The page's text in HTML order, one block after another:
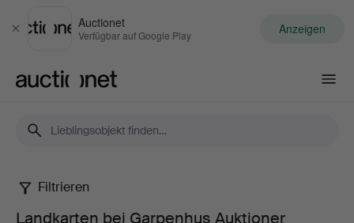
Schließen
Auctionet
Verfügbar auf Google Play Anzeigen
Landkarten
Filtrieren
Landkarten bei Garpenhus Auktioner